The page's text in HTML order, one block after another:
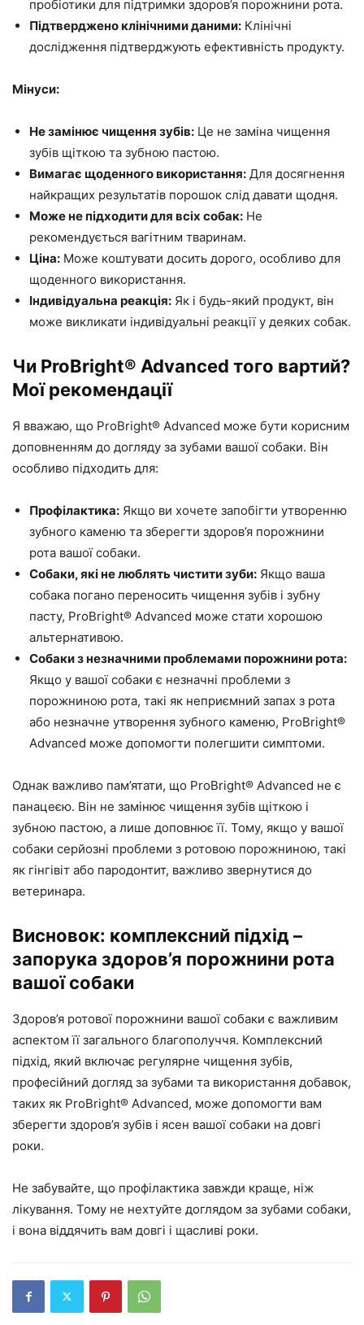
пробіотики для підтримки здоров’я порожнини рота.
Підтверджено клінічними даними: Клінічні
дослідження підтверджують ефективність продукту.
Мінуси:
Не замінює чищення зубів: Це не заміна чищення
зубів щіткою та зубною пастою.
Вимагає щоденного використання: Для досягнення
найкращих результатів порошок слід давати щодня.
Може не підходити для всіх собак: Не
рекомендується вагітним тваринам.
Ціна: Може коштувати досить дорого, особливо для
щоденного використання.
Індивідуальна реакція: Як і будь-який продукт, він
може викликати індивідуальні реакції у деяких собак.
Чи ProBright® Advanced того вартий?
Мої рекомендації
Я вважаю, що ProBright® Advanced може бути корисним
доповненням до догляду за зубами вашої собаки. Він
особливо підходить для:
Профілактика: Якщо ви хочете запобігти утворенню
зубного каменю та зберегти здоров’я порожнини
рота вашої собаки.
Собаки, які не люблять чистити зуби: Якщо ваша
собака погано переносить чищення зубів і зубну
пасту, ProBright® Advanced може стати хорошою
альтернативою.
Собаки з незначними проблемами порожнини рота:
Якщо у вашої собаки є незначні проблеми з
порожниною рота, такі як неприємний запах з рота
або незначне утворення зубного каменю, ProBright®
Advanced може допомогти полегшити симптоми.
Однак важливо пам’ятати, що ProBright® Advanced не є
панацеєю. Він не замінює чищення зубів щіткою і
зубною пастою, а лише доповнює її. Тому, якщо у вашої
собаки серйозні проблеми з ротовою порожниною, такі
як гінгівіт або пародонтит, важливо звернутися до
ветеринара.
Висновок: комплексний підхід –
запорука здоров’я порожнини рота
вашої собаки
Здоров’я ротової порожнини вашої собаки є важливим
аспектом її загального благополуччя. Комплексний
підхід, який включає регулярне чищення зубів,
професійний догляд за зубами та використання добавок,
таких як ProBright® Advanced, може допомогти вам
зберегти здоров’я зубів і ясен вашої собаки на довгі
роки.
Не забувайте, що профілактика завжди краще, ніж
лікування. Тому не нехтуйте доглядом за зубами собаки,
і вона віддячить вам довгі і щасливі роки.